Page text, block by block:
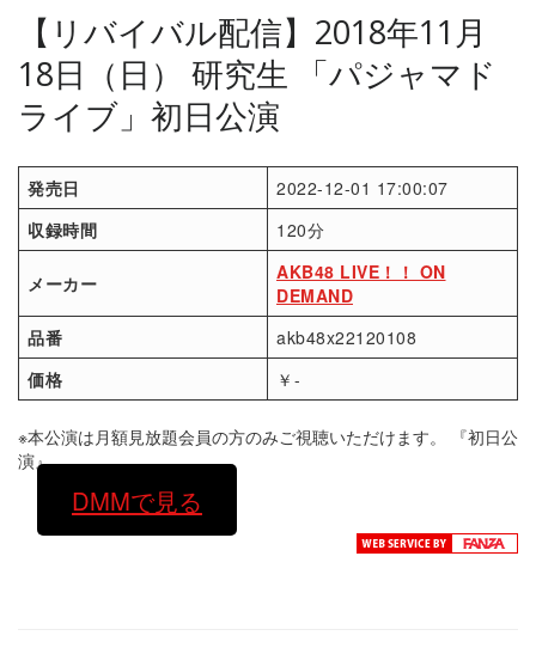
【リバイバル配信】2018年11月
18日（日） 研究生 「パジャマド
ライブ」初日公演
発売日
2022-12-01 17:00:07
収録時間
120分
メーカー
AKB48 LIVE！！ ON
DEMAND
品番
akb48x22120108
価格
￥-
※本公演は月額見放題会員の方のみご視聴いただけます。 『初日公
演』
DMMで見る